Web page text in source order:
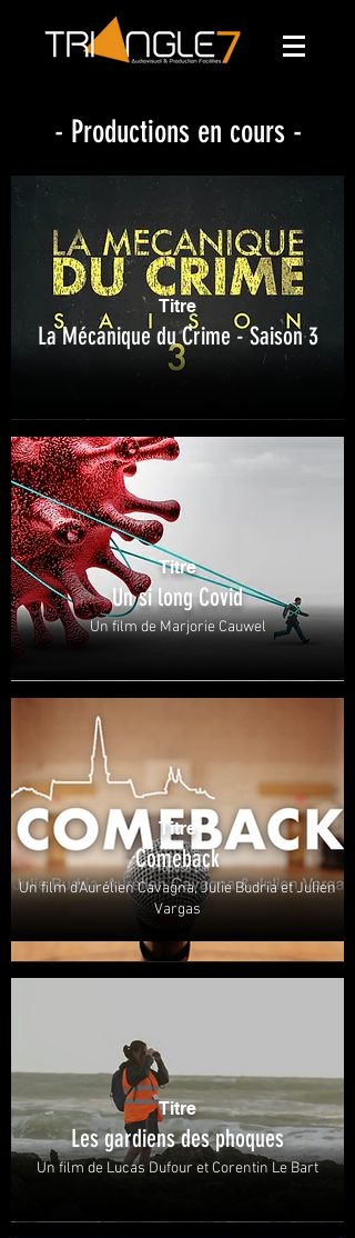
- Productions en cours -
Titre
La Mécanique du Crime - Saison 3
Titre
Un si long Covid
Un film de Marjorie Cauwel
Titre
Comeback
Un film d'Aurélien Cavagna, Julie Budria et Julien
Vargas
Titre
Les gardiens des phoques
Un film de Lucas Dufour et Corentin Le Bart